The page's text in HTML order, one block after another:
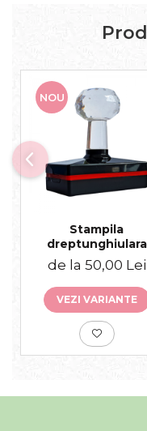
NOU
Stampila
dreptunghiulara
pentru hartie
de la 50,00 Lei
VEZI VARIANTE